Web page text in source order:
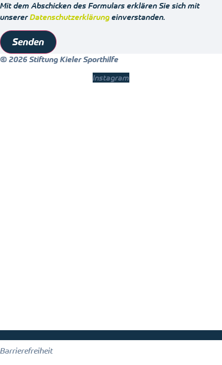
Mit dem Abschicken des Formulars erklären Sie sich mit
unsererDatenschutzerklärung einverstanden.
Senden
© 2026 Stiftung Kieler Sporthilfe
Instagram
Barrierefreiheit